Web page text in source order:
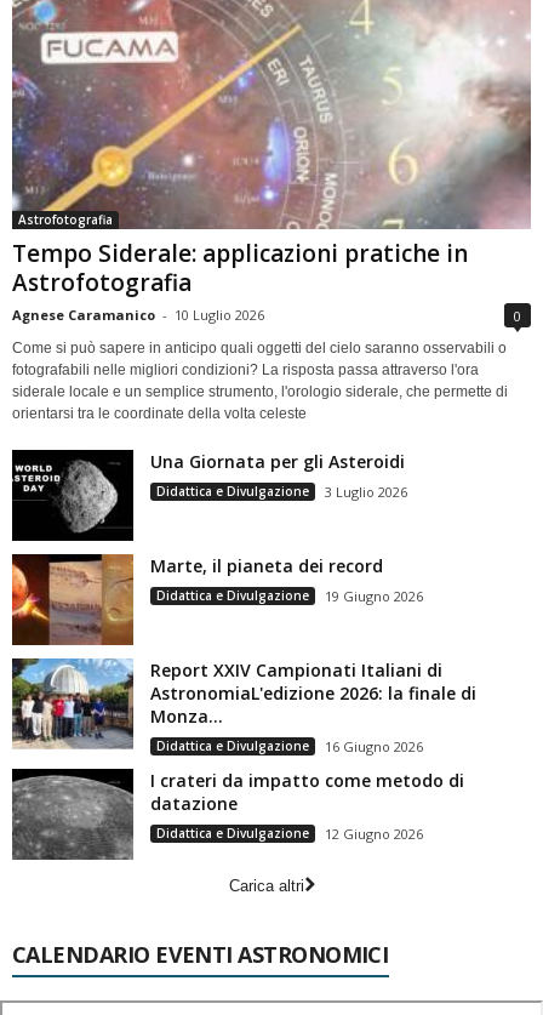
Astrofotografia
Tempo Siderale: applicazioni pratiche in
Astrofotografia
Agnese Caramanico - 10 Luglio 2026 0
Come si può sapere in anticipo quali oggetti del cielo saranno osservabili o
fotografabili nelle migliori condizioni? La risposta passa attraverso l'ora
siderale locale e un semplice strumento, l'orologio siderale, che permette di
orientarsi tra le coordinate della volta celeste
Una Giornata per gli Asteroidi
Didattica e Divulgazione 3 Luglio 2026
Marte, il pianeta dei record
Didattica e Divulgazione 19 Giugno 2026
Report XXIV Campionati Italiani di
AstronomiaL'edizione 2026: la finale di
Monza...
Didattica e Divulgazione 16 Giugno 2026
I crateri da impatto come metodo di
datazione
Didattica e Divulgazione 12 Giugno 2026
Carica altri
CALENDARIO EVENTI ASTRONOMICI